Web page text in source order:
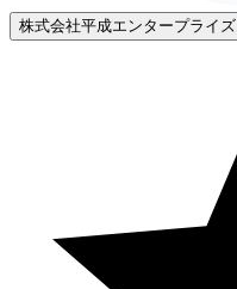
株式会社平成エンタープライズ